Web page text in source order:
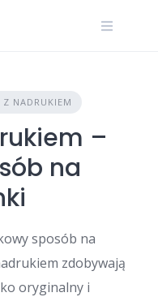
Z NADRUKIEM
–
na
sposób na
zdobywają
oryginalny i